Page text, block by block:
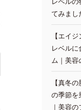
てみまし
【エイ
レベル
ム｜美容
【真冬
の季節を
｜美容